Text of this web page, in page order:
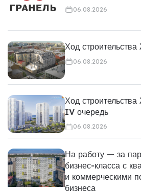
06.08.2026
Ход
06.08.2026
Ход
IV очередь
06.08.2026
На работу — за
бизнес-класса с
и коммерческими
бизнеса